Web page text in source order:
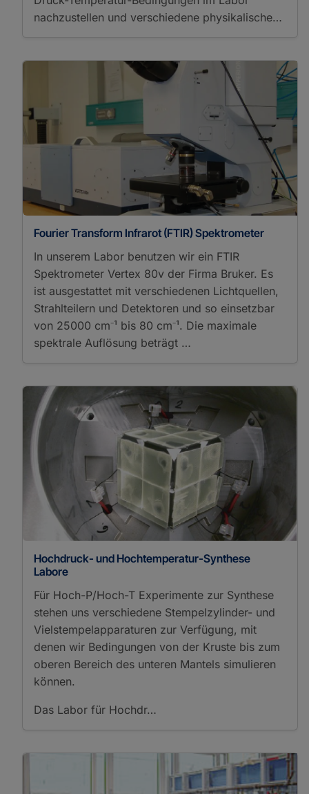
nachzustellen und verschiedene physikalische…
Fourier Transform Infrarot (FTIR) Spektrometer
In unserem Labor benutzen wir ein FTIR
Spektrometer Vertex 80v der Firma Bruker. Es
ist ausgestattet mit verschiedenen Lichtquellen,
Strahlteilern und Detektoren und so einsetzbar
von 25000 cm⁻¹ bis 80 cm⁻¹. Die maximale
spektrale Auflösung beträgt …
Hochdruck- und Hochtemperatur-Synthese
Labore
Für Hoch-P/Hoch-T Experimente zur Synthese
stehen uns verschiedene Stempelzylinder- und
Vielstempelapparaturen zur Verfügung, mit
denen wir Bedingungen von der Kruste bis zum
oberen Bereich des unteren Mantels simulieren
können.
Das Labor für Hochdr…